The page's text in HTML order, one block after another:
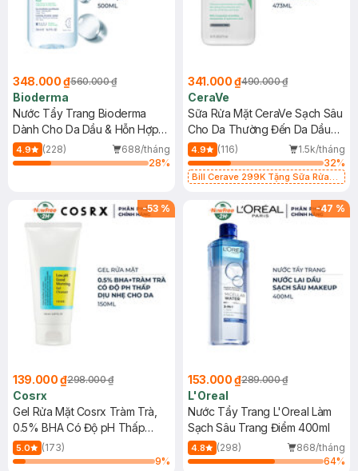
348.000 ₫560.000 ₫
Bioderma
Nước Tẩy Trang Bioderma
Dành Cho Da Dầu & Hỗn Hợp
500ml
4.9 (228)
688/tháng
28%
341.000 ₫490.000 ₫
CeraVe
Sữa Rửa Mặt CeraVe Sạch Sâu
Cho Da Thường Đến Da Dầu
473ml
4.9 (116)
1.5k/tháng
32%
Bill Cerave 299K Tặng Sữa Rửa
-53 %
139.000 ₫298.000 ₫
Cosrx
Gel Rửa Mặt Cosrx Tràm Trà,
0.5% BHA Có Độ pH Thấp
150ml
5.0
(173)
9%
-47 %
153.000 ₫289.000 ₫
L'Oreal
Nước Tẩy Trang L'Oreal Làm
Sạch Sâu Trang Điểm 400ml
4.8 (298)
868/tháng
64%